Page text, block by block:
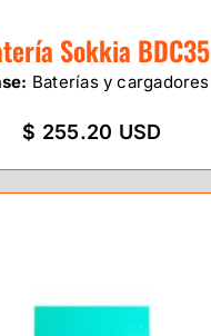
Sokkia BDC35
Baterías y cargadores
$ 255.20 USD